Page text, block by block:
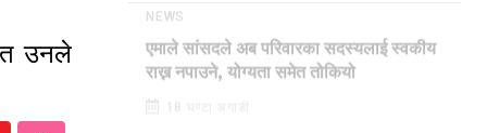
उनले
एमाले सांसदले अब परिवारका सदस्यलाई स्वकीय